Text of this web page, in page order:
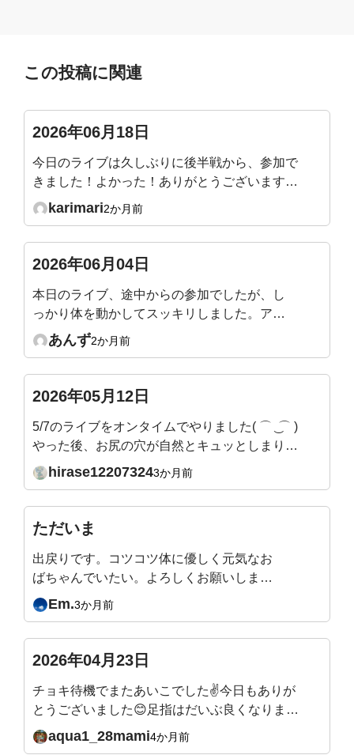
この投稿に関連
2026年06月18日
今日のライブは久しぶりに後半戦から、参加で
きました！よかった！ありがとうございます😊
横隔膜を直接ほぐすときに、パリパリと剥がれ
ります。痛くはないですが、音の正体はなんな
んでしょうか？？
karimari2か月前
2026年06月04日
本日のライブ、途中からの参加でしたが、し
っかり体を動かしてスッキリしました。アー
カイブや他の動画を見ながら毎日少しずつ続
けてみようと思います。
あんず2か月前
2026年05月12日
5/7のライブをオンタイムでやりました( ⌒ ͜ ⌒ )
やった後、お尻の穴が自然とキュッとしまりま
した。あと、お腹の深いところまで自然と力が
入っていく感じです。←吉田先生、この状態、
抜けていたんだ、、、！とすごい気づきです。
姿勢も良くなってます。
hirase122073243か月前
ただいま
出戻りです。コツコツ体に優しく元気なお
ばちゃんでいたい。よろしくお願いしま
す。Em.3か月前
2026年04月23日
チョキ待機でまたあいこでした✌️今日もありが
とうございました😊足指はだいぶ良くなりまし
たが、人差し指がうまく動かず親指とぶつかり
がちです。地道に直していこうと思います。来
aqua1_28mami4か月前